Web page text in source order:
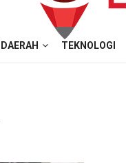
DAERAH TEKNOLOGI